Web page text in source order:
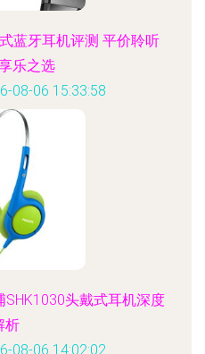
蓝牙耳机评测 平价聆听
乐之选
08-06 15:33:58
头戴式耳机深度
析
08-06 14:02:02